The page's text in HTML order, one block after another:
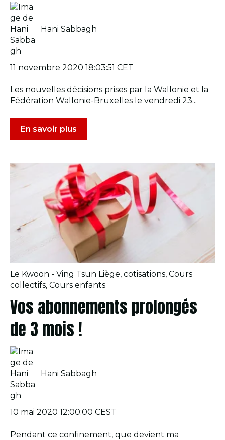
Hani Sabbagh
11 novembre 2020 18:03:51 CET
Les nouvelles décisions prises par la Wallonie et la
Fédération Wallonie-Bruxelles le vendredi 23...
En savoir plus
Le Kwoon - Ving Tsun Liège, cotisations, Cours
collectifs, Cours enfants
Vos abonnements prolongés
de 3 mois !
Hani Sabbagh
10 mai 2020 12:00:00 CEST
Pendant ce confinement, que devient ma